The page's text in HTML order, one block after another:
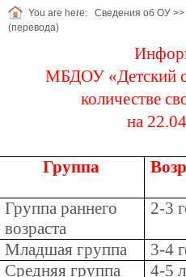
You are here: Сведения об ОУ >>
(перевода)
МБДОУ «Детский
количестве
на
Группа
Группа раннего
возраста
2-3
Младшая группа 3-4
Средняя группа
4-5